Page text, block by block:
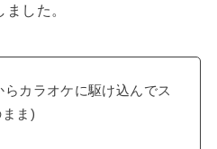
した。
カラオケに駆け込んでス
まま)